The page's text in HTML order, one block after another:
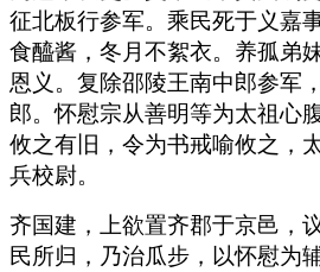
征北板行参军。乘民死于义嘉
食醯酱，冬月不絮衣。养孤弟
恩义。复除邵陵王南中郎参军
郎。怀慰宗从善明等为太祖心
攸之有旧，令为书戒喻攸之，
兵校尉。
齐国建，上欲置齐郡于京邑，
民所归，乃治瓜步，以怀慰为